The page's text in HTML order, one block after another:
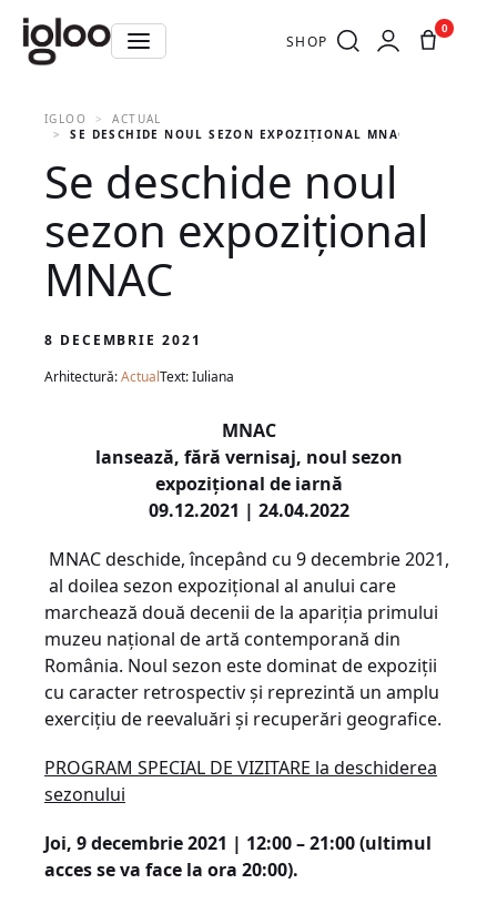
SHOP
0
IGLOO
ACTUAL
SE DESCHIDE NOUL SEZON EXPOZIȚIONAL MNAC
Se deschide noul
sezon expozițional
MNAC
8 DECEMBRIE 2021
Arhitectură:ActualText: Iuliana
MNAC
lansează, fără vernisaj, noul sezon
expozițional de iarnă
09.12.2021 | 24.04.2022
MNAC deschide, începând cu 9 decembrie 2021,
al doilea sezon expozițional al anului care
marchează două decenii de la apariția primului
muzeu național de artă contemporană din
România. Noul sezon este dominat de expoziții
cu caracter retrospectiv și reprezintă un amplu
exercițiu de reevaluări și recuperări geografice.
PROGRAM SPECIAL DE VIZITARE la deschiderea
sezonului
Joi, 9 decembrie 2021 | 12:00 – 21:00 (ultimul
acces se va face la ora 20:00).